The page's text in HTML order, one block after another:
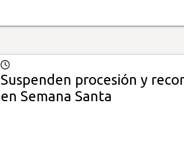
Suspenden procesión y
en Semana Santa